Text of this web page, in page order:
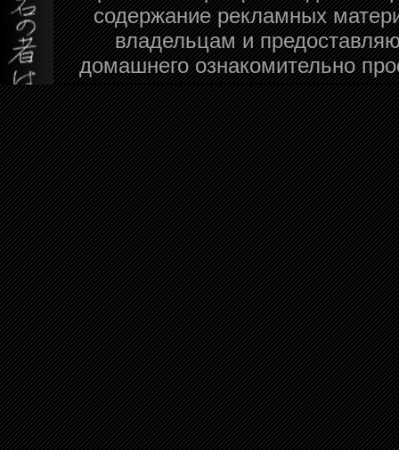
содержание рекламных
владельцам и
домашнего ознакомительно